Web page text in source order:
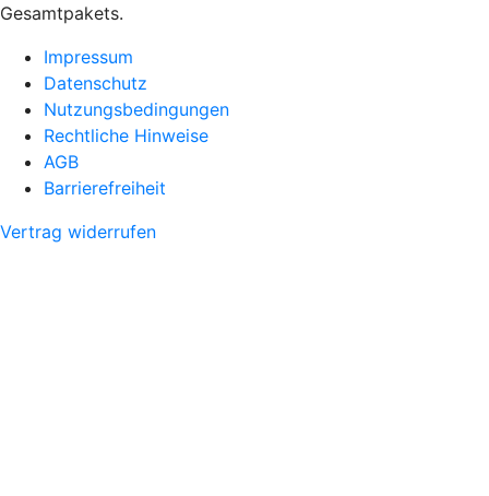
Gesamtpakets.
Impressum
Datenschutz
Nutzungsbedingungen
Rechtliche Hinweise
AGB
Barrierefreiheit
Vertrag widerrufen